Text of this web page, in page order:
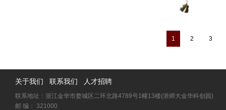
1 2 3
关于我们 联系我们 人才招聘
联系地址：浙江金华市婺城区二环北路4789号1幢13楼(浙师大金华科创园)
邮 编： 321000